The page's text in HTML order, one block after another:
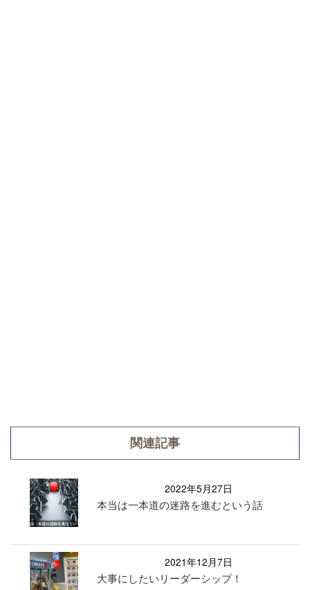
関連記事
2022年5月27日
本当は一本道の迷路を進むという話
2021年12月7日
大事にしたいリーダーシップ！